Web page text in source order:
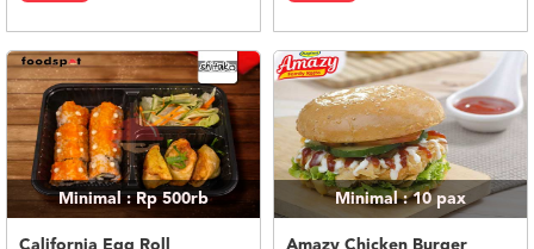
Minimal : Rp 500rb
California Egg Roll
Minimal : 10pax
Amazy Chicken Burger